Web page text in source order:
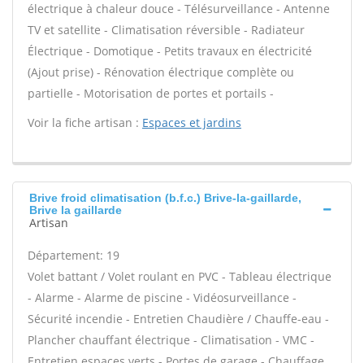
électrique à chaleur douce - Télésurveillance - Antenne
TV et satellite - Climatisation réversible - Radiateur
Électrique - Domotique - Petits travaux en électricité
(Ajout prise) - Rénovation électrique complète ou
partielle - Motorisation de portes et portails -
Voir la fiche artisan : Espaces et jardins
Brive froid climatisation (b.f.c.) Brive-la-gaillarde,
Brive la gaillarde
Artisan
Département: 19
Volet battant / Volet roulant en PVC - Tableau électrique
- Alarme - Alarme de piscine - Vidéosurveillance -
Sécurité incendie - Entretien Chaudière / Chauffe-eau -
Plancher chauffant électrique - Climatisation - VMC -